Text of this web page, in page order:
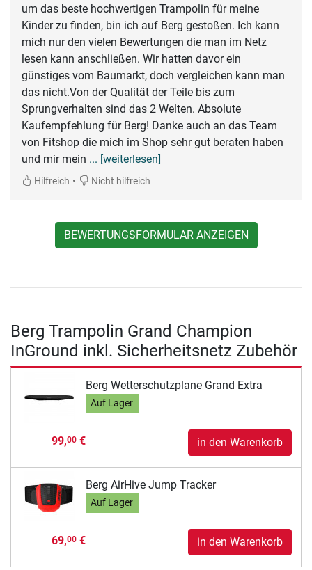
um das beste hochwertigen Trampolin für meine
Kinder zu finden, bin ich auf Berg gestoßen. Ich kann
mich nur den vielen Bewertungen die man im Netz
lesen kann anschließen. Wir hatten davor ein
günstiges vom Baumarkt, doch vergleichen kann man
das nicht.Von der Qualität der Teile bis zum
Sprungverhalten sind das 2 Welten. Absolute
Kaufempfehlung für Berg! Danke auch an das Team
von Fitshop die mich im Shop sehr gut beraten haben
und mir mein ... [weiterlesen]
Hilfreich • Nicht hilfreich
BEWERTUNGSFORMULAR ANZEIGEN
Berg Trampolin Grand Champion
InGround inkl. Sicherheitsnetz Zubehör
Berg Wetterschutzplane Grand Extra
Auf Lager
99,00€ in den Warenkorb
Berg AirHive Jump Tracker
Auf Lager
69,00€ in den Warenkorb